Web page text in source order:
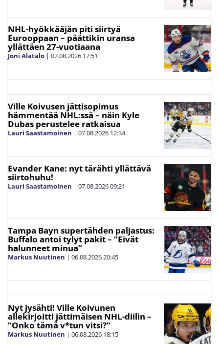
NHL-hyökkääjän piti siirtyä
Eurooppaan – päättikin uransa
yllättäen 27-vuotiaana
Joni Alatalo | 07.08.2026 17:51
Ville Koivusen jättisopimus
hämmentää NHL:ssä – näin Kyle
Dubas perustelee ratkaisua
Lauri Saastamoinen | 07.08.2026 12:34
Evander Kane: nyt tärähti yllättävä
siirtohuhu!
Lauri Saastamoinen | 07.08.202609:21
Tampa Bayn supertähden paljastus:
Buffalo antoi tylyt pakit – ”Eivät
halunneet minua”
Markus Nuutinen | 06.08.202620:45
Nyt jysähti! Ville Koivunen
allekirjoitti jättimäisen NHL-diilin –
”Onko tämä v*tun vitsi?”
Markus Nuutinen | 06.08.2026 18:15